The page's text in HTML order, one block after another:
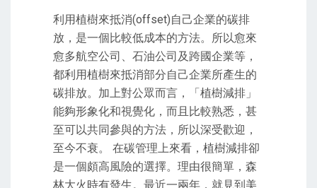
利用植樹來抵消(offset)自己企業的碳排
放，是一個比較低成本的方法。所以愈來
愈多航空公司、石油公司及跨國企業等，
都利用植樹來抵消部分自己企業所產生的
碳排放。加上對公眾而言，「植樹減排」
能夠形象化和視覺化，而且比較熟悉，甚
至可以共同參與的方法，所以深受歡迎，
至今不衰。 在碳管理上來看，植樹減排卻
是一個頗高風險的選擇。理由很簡單，森
林大火時有發生。最近一兩年，就見到美